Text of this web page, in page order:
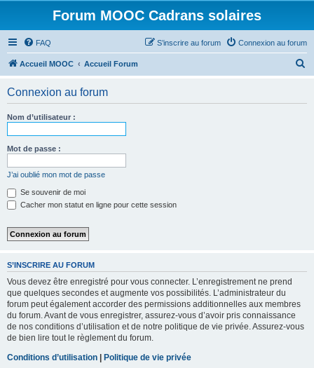
Forum MOOC Cadrans solaires
FAQ Connexion au forum
S’inscrire au forum
Accueil MOOC Accueil Forum
Connexion au forum
Nom d’utilisateur :
Mot de passe :
J’ai oublié mon mot de passe
Se souvenir de moi
Cacher mon statut en ligne pour cette session
S’INSCRIRE AU FORUM
Vous devez être enregistré pour vous connecter. L’enregistrement ne prend
que quelques secondes et augmente vos possibilités. L’administrateur du
forum peut également accorder des permissions additionnelles aux membres
du forum. Avant de vous enregistrer, assurez-vous d’avoir pris connaissance
de nos conditions d’utilisation et de notre politique de vie privée. Assurez-vous
de bien lire tout le règlement du forum.
Conditions d’utilisation | Politique de vie privée